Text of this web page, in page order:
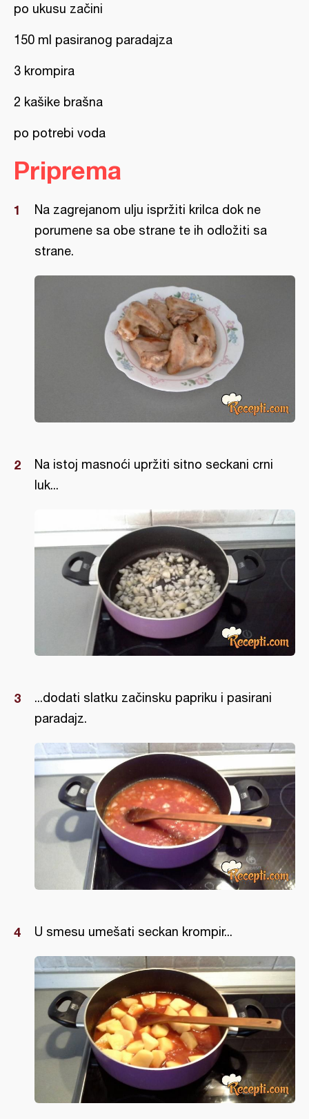
po ukusu začini
150 ml pasiranog paradajza
3 krompira
2 kašike brašna
po potrebi voda
Priprema
Na zagrejanom ulju ispržiti krilca dok ne
porumene sa obe strane te ih odložiti sa
strane.
Na istoj masnoći upržiti sitno seckani crni
luk...
...dodati slatku začinsku papriku i pasirani
paradajz.
U smesu umešati seckan krompir...